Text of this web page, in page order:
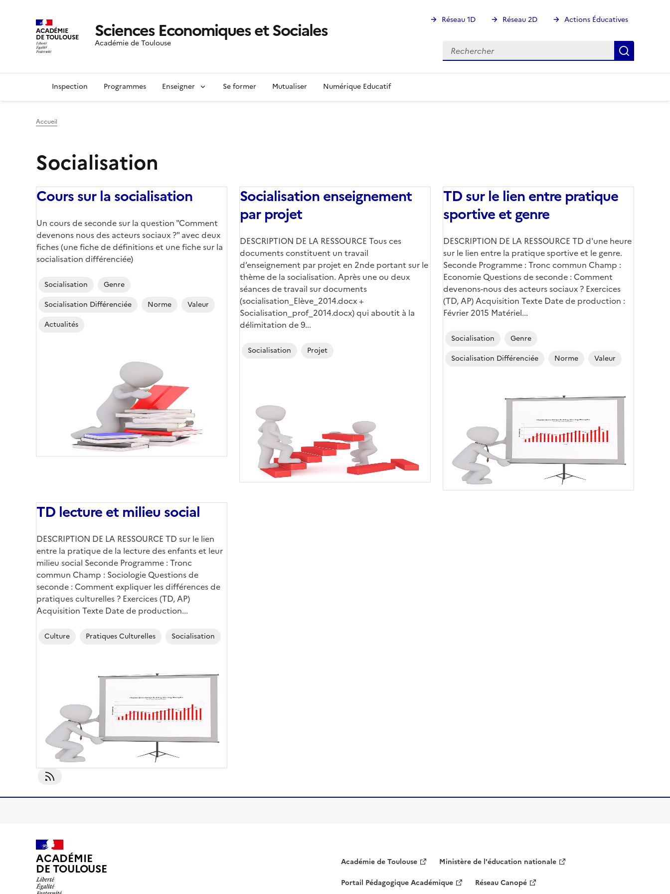
ACADÉMIE
DE TOULOUSE Sciences Economiques et Sociales
Académie de Toulouse
Réseau 1D Réseau 2D Actions Éducatives
Rechercher
Rechercher
Inspection Programmes Enseigner Se former Mutualiser Numérique Educatif
Accueil
Socialisation
Cours sur la socialisation
Un cours de seconde sur la question "Comment
devenons nous des acteurs sociaux ?" avec deux
fiches (une fiche de définitions et une fiche sur la
socialisation différenciée)
Socialisation
Genre
Socialisation Différenciée
Norme
Valeur
Actualités
Socialisation enseignement
par projet
DESCRIPTION DE LA RESSOURCE Tous ces
documents constituent un travail
d’enseignement par projet en 2nde portant sur le
thème de la socialisation. Après une ou deux
séances de travail sur documents
(socialisation_Elève_2014.docx +
Socialisation_prof_2014.docx) qui aboutit à la
délimitation de 9...
Socialisation Projet
TD sur le lien entre pratique
sportive et genre
DESCRIPTION DE LA RESSOURCE TD d'une heure
sur le lien entre la pratique sportive et le genre.
Seconde Programme : Tronc commun Champ :
Economie Questions de seconde : Comment
devenons-nous des acteurs sociaux ? Exercices
(TD, AP) Acquisition Texte Date de production :
Février 2015 Matériel...
Socialisation
Genre
Socialisation Différenciée
Norme Valeur
TD lecture et milieu social
DESCRIPTION DE LA RESSOURCE TD sur le lien
entre la pratique de la lecture des enfants et leur
milieu social Seconde Programme : Tronc
commun Champ : Sociologie Questions de
seconde : Comment expliquer les différences de
pratiques culturelles ? Exercices (TD, AP)
Acquisition Texte Date de production...
Culture Pratiques Culturelles Socialisation
ACADÉMIE
DE TOULOUSE Académie de Toulouse
Ministère de l'éducation nationale
Portail Pédagogique Académique
Réseau Canopé